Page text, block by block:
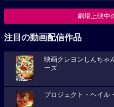
劇場上映中
注目の動画配信作品
映画クレヨンしんちゃ
ーズ
プロジェクト・ヘイル